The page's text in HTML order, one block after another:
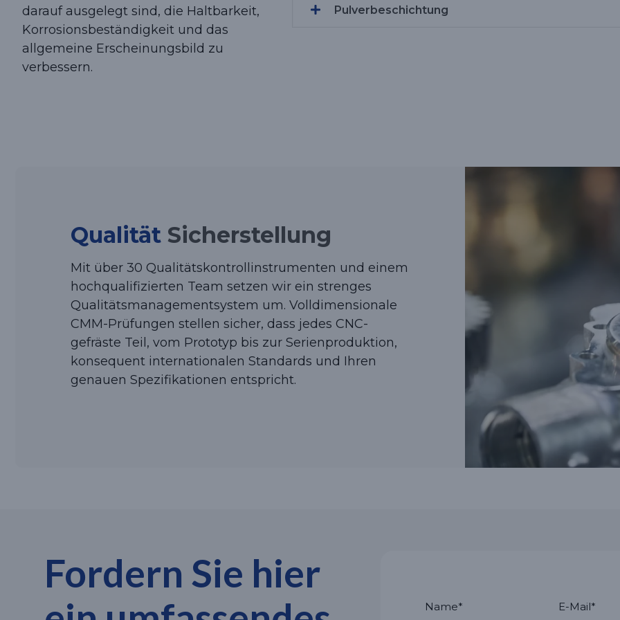
darauf ausgelegt sind, die Haltbarkeit,
Korrosionsbeständigkeit und das
allgemeine Erscheinungsbild zu
verbessern.
Pulverbeschichtung
Qualität Sicherstellung
Mit über 30 Qualitätskontrollinstrumenten und einem
hochqualifizierten Team setzen wir ein strenges
Qualitätsmanagementsystem um. Volldimensionale
CMM-Prüfungen stellen sicher, dass jedes CNC-
gefräste Teil, vom Prototyp bis zur Serienproduktion,
konsequent internationalen Standards und Ihren
genauen Spezifikationen entspricht.
Fordern Sie hier